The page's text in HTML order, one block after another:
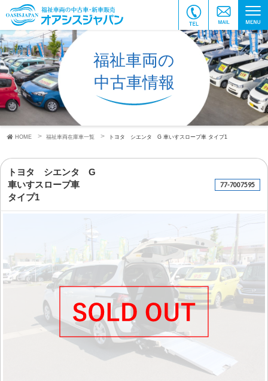
福祉車両の
中古車情報
HOME 福祉車両在庫車一覧 トヨタ シエンタ G 車いすスロープ車 タイプ1
トヨタ シエンタ G
車いすスロープ車
タイプ1
77-7007595